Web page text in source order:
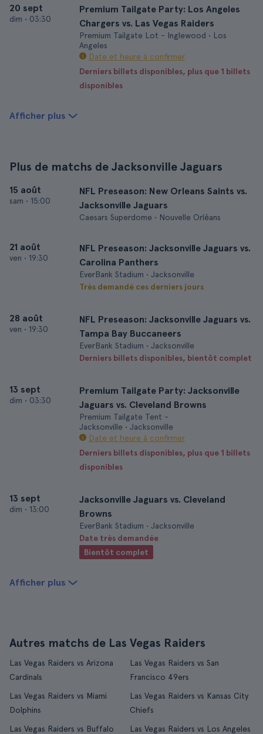
20 sept
dim • 03:30
Premium Tailgate Party: Los Angeles
Chargers vs. Las Vegas Raiders
Premium Tailgate Lot - Inglewood • Los
Angeles
Date et heure à confirmer
Derniers billets disponibles, plus que 1 billets
disponibles
Afficher plus
Plus de matchs de Jacksonville Jaguars
15 août
sam • 15:00
NFL Preseason: New Orleans Saints vs.
Jacksonville Jaguars
Caesars Superdome • Nouvelle Orléans
21 août
ven • 19:30
NFL Preseason: Jacksonville Jaguars vs.
Carolina Panthers
EverBank Stadium • Jacksonville
Très demandé ces derniers jours
28 août
ven • 19:30
NFL Preseason: Jacksonville Jaguars vs.
Tampa Bay Buccaneers
EverBank Stadium • Jacksonville
Derniers billets disponibles, bientôt complet
13 sept
dim • 03:30
Premium Tailgate Party: Jacksonville
Jaguars vs. Cleveland Browns
Premium Tailgate Tent -
Jacksonville • Jacksonville
Date et heure à confirmer
Derniers billets disponibles, plus que 1 billets
disponibles
13 sept
dim • 13:00
Jacksonville Jaguars vs. Cleveland
Browns
EverBank Stadium • Jacksonville
Date très demandée
Bientôt complet
Afficher plus
Autres matchs de Las Vegas Raiders
Las Vegas Raiders vs Arizona
Cardinals
Las Vegas Raiders vs San
Francisco 49ers
Las Vegas Raiders vs Miami
Dolphins
Las Vegas Raiders vs Kansas City
Chiefs
Las Vegas Raiders vs Buffalo
Las Vegas Raiders vs Los Angeles